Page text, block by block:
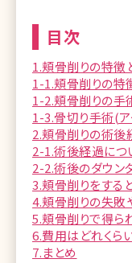
目次
1.頬骨削りの特徴
1-1.頬骨削りの特
1-2.頬骨削りの手
1-3.骨切り手術(ア
2.頬骨削りの術後
2-1.術後経過につ
2-2.術後のダウン
3.頬骨削りをする
4.頬骨削りの失敗
5.頬骨削りで得ら
6.費用はどれくら
7.まとめ